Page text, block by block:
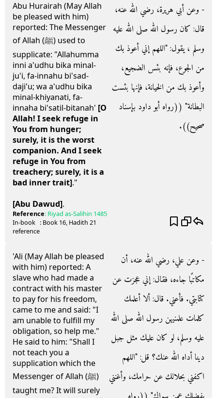
Abu Hurairah (May Allah
be pleased with him)
reported: The Messenger
of Allah (ﷺ) used to
supplicate: "Allahumma
inni a'udhu bika minal-
ju'i, fa-innahu bi'sad-
daji'u; wa a'udhu bika
minal-khiyanati, fa-
innaha bi'satil-bitanah' [O
Allah! I seek refuge in
You from hunger;
surely, it is the worst
companion. And I seek
refuge in You from
treachery; surely, it is a
bad inner trait]."
[Abu Dawud].
- وعن أبي هريرة، رضي الله عنه،
قال‏:‏ كان رسول الله صلى الله عليه
وسلم ، يقول‏:‏ ‏"‏اللهم إني أعوذ بك
من الجوع، فإنه بئس الضجيع،
وأعوذ بك من الخيانة، فإنها بئست
البطانة‏"‏ ‏(‏‏(‏رواه أبو داود بإسناد
صحيح‏)‏‏)‏‏.‏
Reference: Riyad as-Salihin 1485
In-book
reference
: Book 16, Hadith 21
'Ali (May Allah be pleased
with him) reported: A
slave who had made a
contract with his master
to pay for his freedom,
came to me and said: "I
am unable to fulfill my
obligation, so help me."
He said to him: "Shall I
not teach you a
supplication which the
Messenger of Allah (ﷺ)
taught me? It will surely
- وعن علي، رضي الله عنه، أن
مكاتبًا جاءه، فقال‏:‏ إني عجزت عن
كتابتي‏.‏ فأعني‏.‏ قال‏:‏ ألا أعلمك
كلمات علمنيهن رسول الله صلى الله
عليه وسلم، لو كان عليك مثل جبل
دينا أداه الله عنك‏؟‏ قل‏:‏ ‏"‏اللهم
اكفني بحلالك عن حرامك، وأغنني